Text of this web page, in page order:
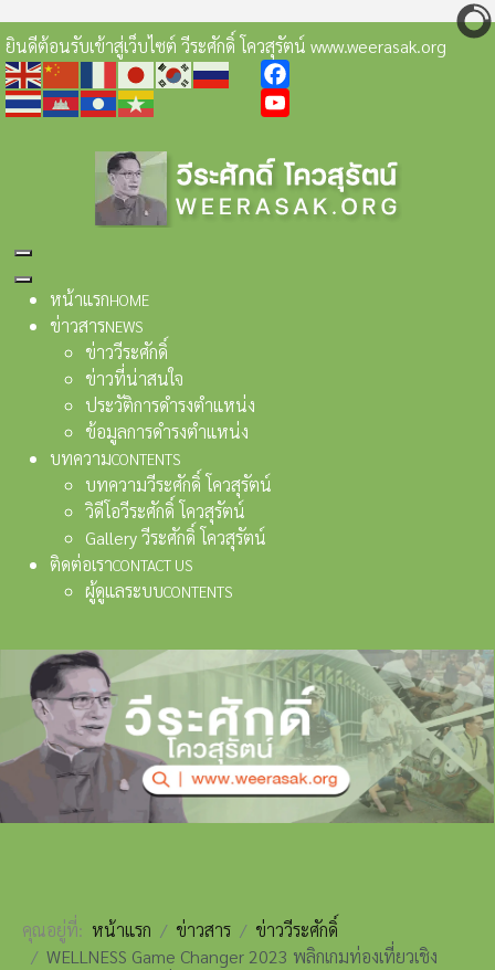
ยินดีต้อนรับเข้าสู่เว็บไซต์ วีระศักดิ์ โควสุรัตน์ www.weerasak.org
Facebook
หน้าแรกHOME
ข่าวสารNEWS
ข่าววีระศักดิ์
ข่าวที่น่าสนใจ
ประวัติการดำรงตำแหน่ง
ข้อมูลการดำรงตำแหน่ง
บทความCONTENTS
บทความวีระศักดิ์ โควสุรัตน์
วิดีโอวีระศักดิ์ โควสุรัตน์
Gallery วีระศักดิ์ โควสุรัตน์
ติดต่อเราCONTACT US
ผู้ดูแลระบบCONTENTS
คุณอยู่ที่: หน้าแรก ข่าวสาร
ข่าววีระศักดิ์
WELLNESS Game Changer 2023 พลิกเกมท่องเที่ยวเชิง